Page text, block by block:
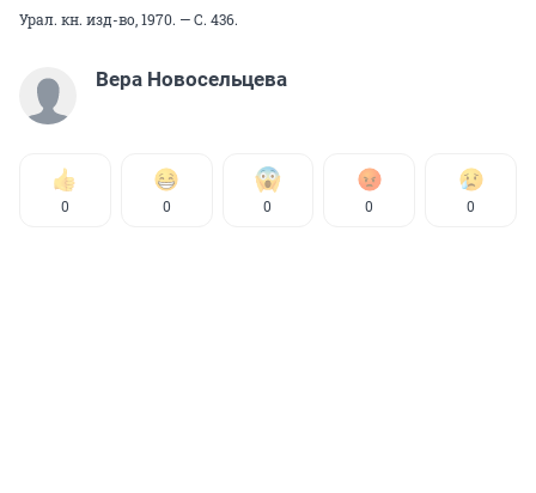
Урал. кн. изд-во, 1970. — С. 436.
Вера Новосельцева
0 0 0 0 0